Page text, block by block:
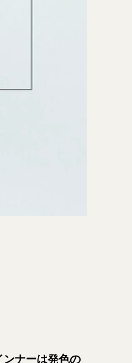
ナーは発色の